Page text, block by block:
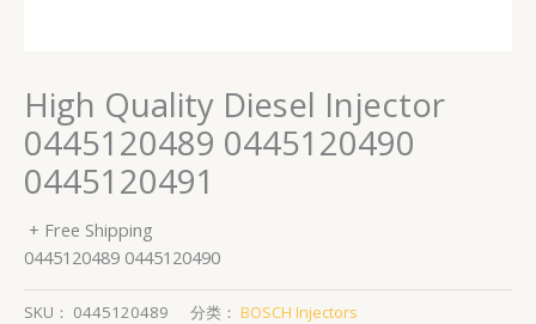
High Quality Diesel Injector
0445120489 0445120490
0445120491
+ Free Shipping
0445120489 0445120490
SKU： 0445120489 分类： BOSCH Injectors